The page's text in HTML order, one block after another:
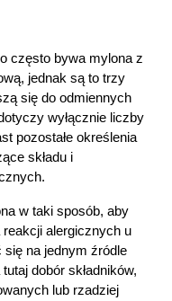
często bywa mylona z
jednak są to trzy
się do odmiennych
wyłącznie liczby
pozostałe określenia
składu i
w taki sposób, aby
alergicznych u
na jednym źródle
dobór składników,
lub rzadziej